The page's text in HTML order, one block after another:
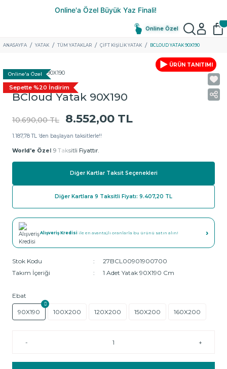
Online Özel
ANASAYFA YATAK TÜM YATAKLAR ÇIFT KIŞILIK YATAK BCLOUD YATAK 90X190
ÜRÜN TANITIMI
Online'a Özel
Sepette %20 İndirim
BCloud Yatak 90X190
10.690,00 TL 8.552,00 TL
1.187,78 TL ‘den başlayan taksitlerle!!
World'e Özel 9 Taksitli Fiyattır.
Diğer Kartlar Taksit Seçenekleri
Diğer Kartlara 9 Taksitli Fiyatı: 9.407,20 TL
Alışveriş Kredisi ile en avantajlı oranlarla bu ürünü satın alın! ›
Stok Kodu
27BCL00901900700
Takım İçeriği
1 Adet Yatak 90X190 Cm
Ebat
90X190 100X200 120X200 150X200 160X200
- +